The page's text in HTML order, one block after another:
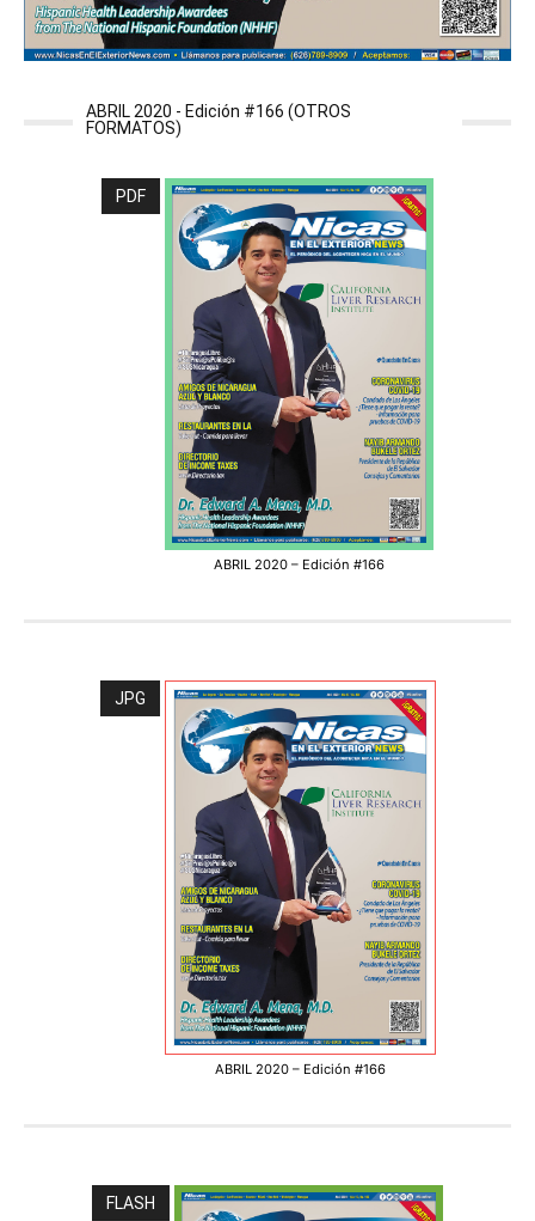
ABRIL 2020 - Edición #166 (OTROS
FORMATOS)
PDF
ABRIL 2020 – Edición #166
JPG
ABRIL 2020 – Edición #166
FLASH